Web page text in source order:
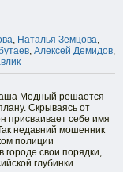
, Наталья Земцова,
, Алексей Демидов,
Медный решается
Скрываясь от
присваивает себе имя
недавний мошенник
полиции
городе свои порядки,
глубинки.